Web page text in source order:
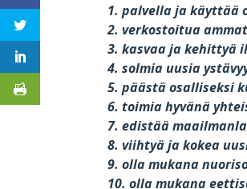
1. palvella ja käyttää
2. verkostoitua
3. kasvaa ja kehittyä
4. solmia uusia
5. päästä osalliseksi
6. toimia hyvänä
7. edistää
8. viihtyä ja kokea
9. olla mukana
10. olla mukana